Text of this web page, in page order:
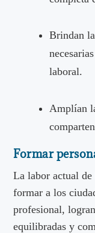
Brindan
laboral.
Amplían
Formar
La labor actual
formar a los
profesional,
equilibradas y